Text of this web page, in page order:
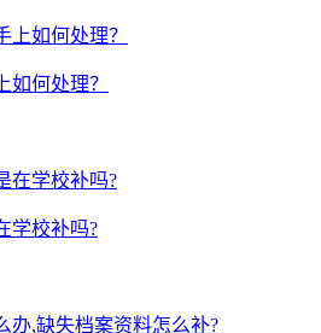
如何处理？
学校补吗?